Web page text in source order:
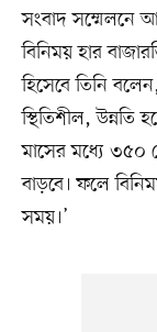
সংবাদ
বিনিময় হার
হিসেবে তিনি
স্থিতিশীল, উন্নতি
মাসের মধ্যে
বাড়বে। ফলে
সময়।’